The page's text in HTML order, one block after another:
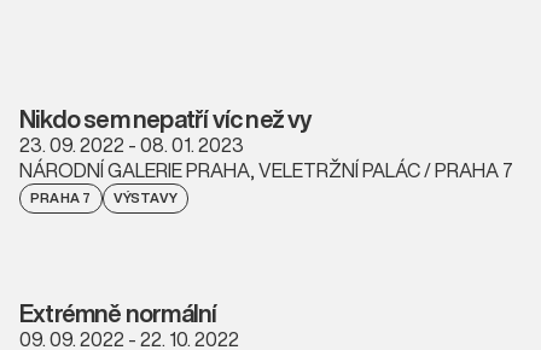
Nikdo sem nepatří víc než vy
23. 09. 2022 - 08. 01. 2023
NÁRODNÍ GALERIE PRAHA, VELETRŽNÍ PALÁC / PRAHA 7
PRAHA 7 VÝSTAVY
Extrémně normální
09. 09. 2022 - 22. 10. 2022